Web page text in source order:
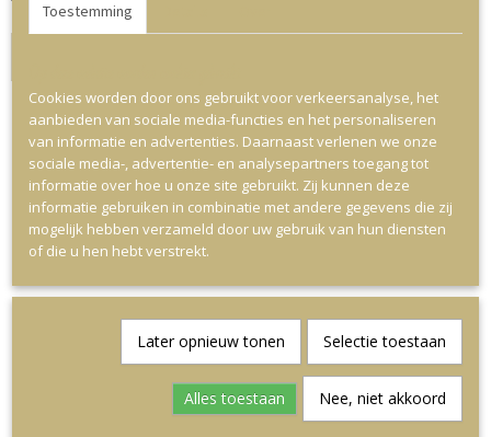
Ook interessant
Toestemming
Cookies worden door ons gebruikt voor verkeersanalyse, het
aanbieden van sociale media-functies en het personaliseren
van informatie en advertenties. Daarnaast verlenen we onze
sociale media-, advertentie- en analysepartners toegang tot
informatie over hoe u onze site gebruikt. Zij kunnen deze
informatie gebruiken in combinatie met andere gegevens die zij
mogelijk hebben verzameld door uw gebruik van hun diensten
of die u hen hebt verstrekt.
Later opnieuw tonen Selectie toestaan
Alles toestaan Nee, niet akkoord